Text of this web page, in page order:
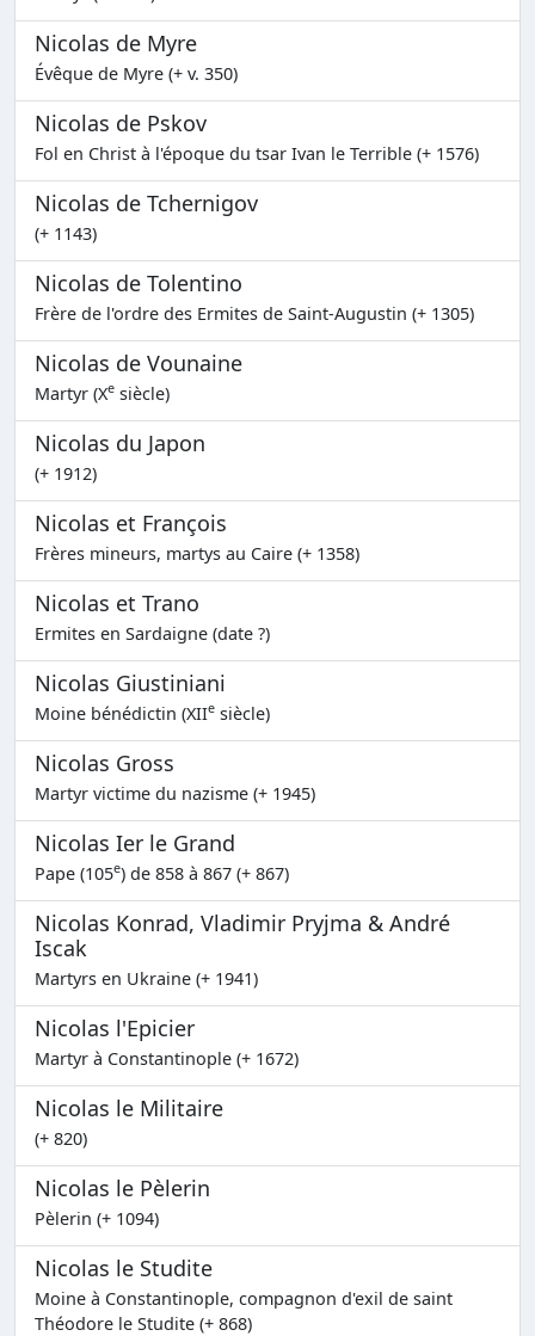
Nicolas de Myre
Évêque de Myre (+ v. 350)
Nicolas de Pskov
Fol en Christ à l'époque du tsar Ivan le Terrible (+ 1576)
Nicolas de Tchernigov
(+ 1143)
Nicolas de Tolentino
Frère de l'ordre des Ermites de Saint-Augustin (+ 1305)
Nicolas de Vounaine
Martyr (Xe siècle)
Nicolas du Japon
(+ 1912)
Nicolas et François
Frères mineurs, martys au Caire (+ 1358)
Nicolas et Trano
Ermites en Sardaigne (date ?)
Nicolas Giustiniani
Moine bénédictin (XIIe siècle)
Nicolas Gross
Martyr victime du nazisme (+ 1945)
Nicolas Ier le Grand
Pape (105e) de 858 à 867 (+ 867)
Nicolas Konrad, Vladimir Pryjma & André
Iscak
Martyrs en Ukraine (+ 1941)
Nicolas l'Epicier
Martyr à Constantinople (+ 1672)
Nicolas le Militaire
(+ 820)
Nicolas le Pèlerin
Pèlerin (+ 1094)
Nicolas le Studite
Moine à Constantinople, compagnon d'exil de saint
Théodore le Studite (+ 868)